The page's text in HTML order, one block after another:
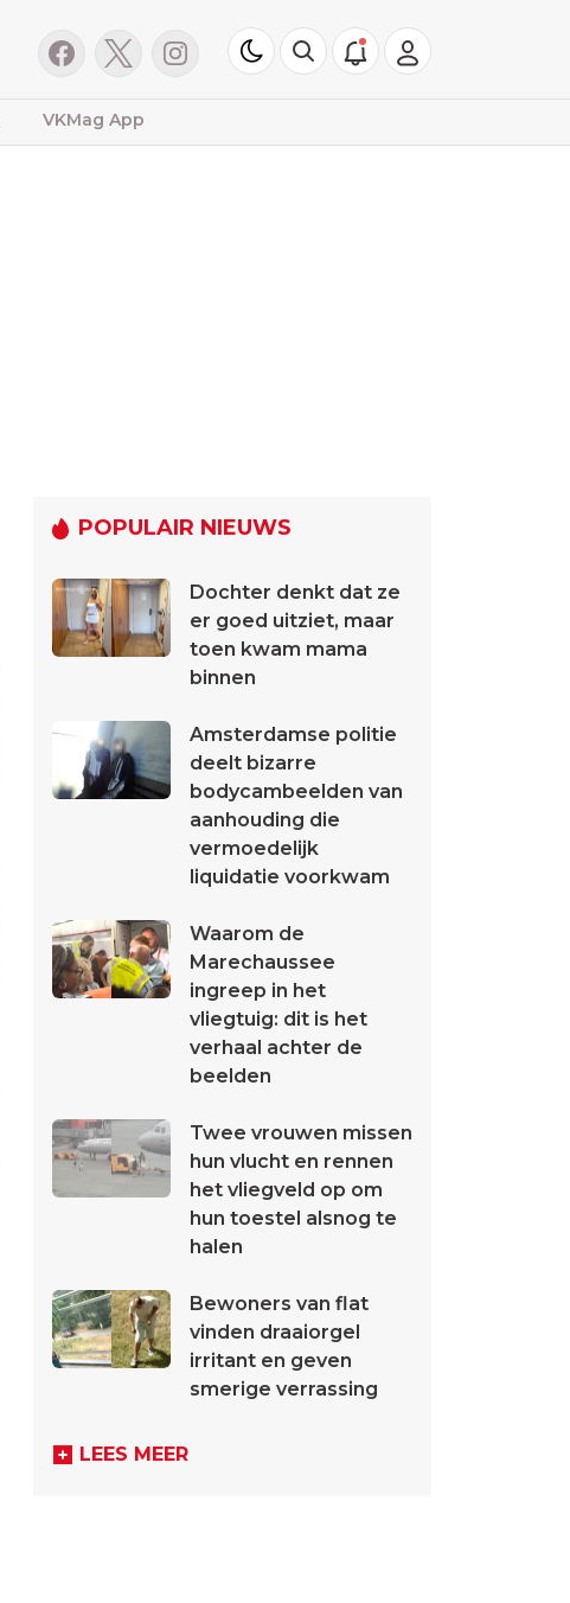
VKMag App
POPULAIR NIEUWS
Dochter denkt dat ze
er goed uitziet, maar
toen kwam mama
binnen
Amsterdamse politie
deelt bizarre
bodycambeelden van
aanhouding die
vermoedelijk
liquidatie voorkwam
Waarom de
Marechaussee
ingreep in het
vliegtuig: dit is het
verhaal achter de
beelden
Twee vrouwen missen
hun vlucht en rennen
het vliegveld op om
hun toestel alsnog te
halen
Bewoners van flat
vinden draaiorgel
irritant en geven
smerige verrassing
LEES MEER